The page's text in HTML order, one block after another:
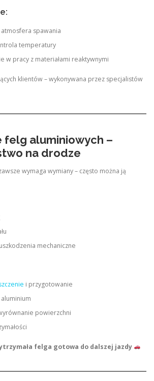
spawania
temperatury
w pracy z materiałami reaktywnymi
klientów – wykonywana przez specjalistów
felg aluminiowych –
na drodze
wymaga wymiany – często można ją
mechaniczne
i przygotowanie
aluminium
powierzchni
felga gotowa do dalszej jazdy